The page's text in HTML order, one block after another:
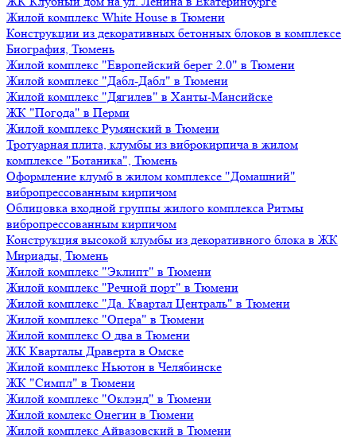
Жилой комплекс White House в Тюмени
Конструкции из декоративных бетонных блоков в комплексе
Биография, Тюмень
Жилой комплекс "Европейский берег 2.0" в Тюмени
Жилой комплекс "Дабл-Дабл" в Тюмени
Жилой комплекс "Дягилев" в Ханты-Мансийске
ЖК "Погода" в Перми
Жилой комплекс Румянский в Тюмени
Тротуарная плита, клумбы из виброкирпича в жилом
комплексе "Ботаника", Тюмень
Оформление клумб в жилом комплексе "Домашний"
вибропрессованным кирпичом
Облицовка входной группы жилого комплекса Ритмы
вибропрессованным кирпичом
Конструкция высокой клумбы из декоративного блока в ЖК
Мириады, Тюмень
Жилой комплекс "Эклипт" в Тюмени
Жилой комплекс "Речной порт" в Тюмени
Жилой комплекс "Да. Квартал Централь" в Тюмени
Жилой комплекс "Опера" в Тюмени
Жилой комплекс О два в Тюмени
ЖК Кварталы Драверта в Омске
Жилой комплекс Ньютон в Челябинске
ЖК "Симпл" в Тюмени
Жилой комплекс "Оклэнд" в Тюмени
Жилой комлекс Онегин в Тюмени
Жилой комплекс Айвазовский в Тюмени